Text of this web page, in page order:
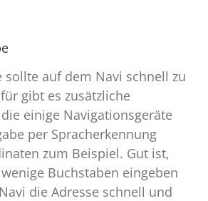
sollte auf dem Navi schnell zu
gibt es zusätzliche
einige Navigationsgeräte
per Spracherkennung
zum Beispiel. Gut ist,
Buchstaben eingeben
die Adresse schnell und